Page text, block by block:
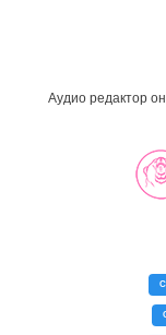
Аудио редактор